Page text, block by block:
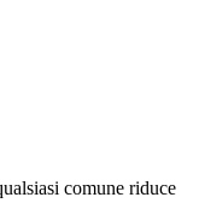
comune riduce